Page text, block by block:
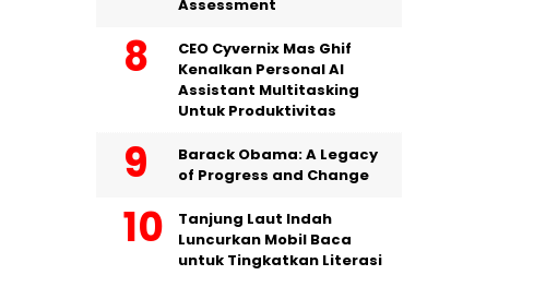
Assessment
CEO Cyvernix Mas Ghif
Kenalkan Personal AI
Assistant Multitasking
Untuk Produktivitas
Barack Obama: A Legacy
of Progress and Change
Tanjung Laut Indah
Luncurkan Mobil Baca
untuk Tingkatkan Literasi